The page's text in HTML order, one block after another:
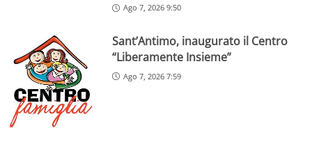
Ago 7, 2026 9:50
Sant’Antimo, inaugurato il Centro
“Liberamente Insieme”
Ago 7, 2026 7:59